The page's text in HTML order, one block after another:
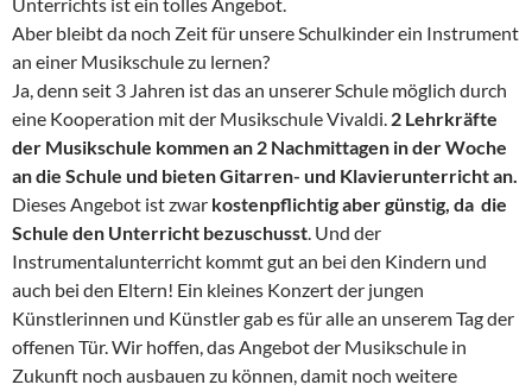
Aber bleibt da noch Zeit für unsere Schulkinder ein Instrument
an einer Musikschule zu lernen?
Ja, denn seit 3 Jahren ist das an unserer Schule möglich durch
eine Kooperation mit der Musikschule Vivaldi. 2 Lehrkräfte
der Musikschule kommen an 2 Nachmittagen in der Woche
an die Schule und bieten Gitarren- und Klavierunterricht an.
Dieses Angebot ist zwar kostenpflichtig aber günstig, da die
Schule den Unterricht bezuschusst. Und der
Instrumentalunterricht kommt gut an bei den Kindern und
auch bei den Eltern! Ein kleines Konzert der jungen
Künstlerinnen und Künstler gab es für alle an unserem Tag der
offenen Tür. Wir hoffen, das Angebot der Musikschule in
Zukunft noch ausbauen zu können, damit noch weitere